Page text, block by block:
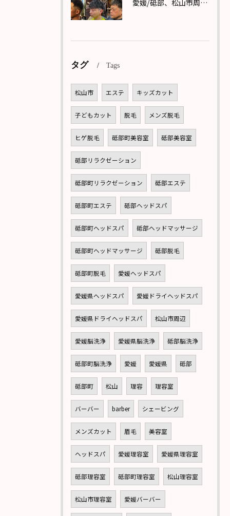
愛媛/砥部、松山市周辺で理容室(バーバー)メンズカットならReward(リワード)へ！
タグ Tags
松山市 エステ キッズカット
子どもカット 脱毛 メンズ脱毛
ヒゲ脱毛 砥部町美容室 砥部美容室
砥部リラクゼーション
砥部町リラクゼーション 砥部エステ
砥部町エステ 砥部ヘッドスパ
砥部町ヘッドスパ 砥部ヘッドマッサージ
砥部町ヘッドマッサージ 砥部脱毛
砥部町脱毛 愛媛ヘッドスパ
愛媛県ヘッドスパ 愛媛ドライヘッドスパ
愛媛県ドライヘッドスパ 松山市周辺
愛媛脳洗浄 愛媛県脳洗浄 砥部脳洗浄
砥部町脳洗浄 愛媛 愛媛県 砥部
砥部町 松山 理容 理容室
バーバー barber シェービング
メンズカット 眉毛 美容室
ヘッドスパ 愛媛理容室 愛媛県理容室
砥部理容室 砥部町理容室 松山理容室
松山市理容室 愛媛バーバー